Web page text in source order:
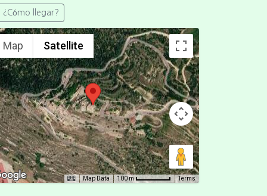
¿Cómo llegar?
Map Satellite
Map Data 100 m Terms